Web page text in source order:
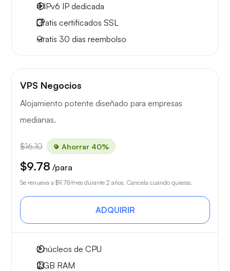
4 IPv6 IP dedicada
Gratis certificados SSL
Gratis 30 dias reembolso
VPS Negocios
Alojamiento potente diseñado para empresas
medianas.
$16.10 Ahorrar 40%
$9.78 /para
Se renueva a $9.78/mes durante 2 años. Cancela cuando quieras.
ADQUIRIR
2núcleos de CPU
2 GB RAM